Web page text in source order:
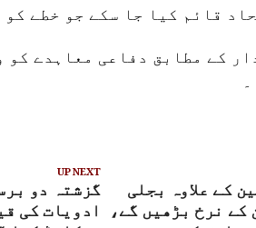
قائم کیا جا سکے جو خطے
کے مطابق دفاعی معاہدے کو
UP NEXT
ادویات کی
کے علاوہ بجلی
کے نرخ بڑھیں گے،